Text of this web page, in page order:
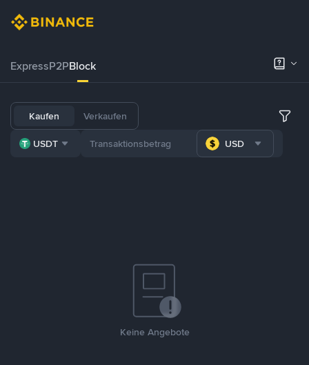
ExpressP2PBlock
Kaufen Verkaufen
USDT USD
Keine Angebote